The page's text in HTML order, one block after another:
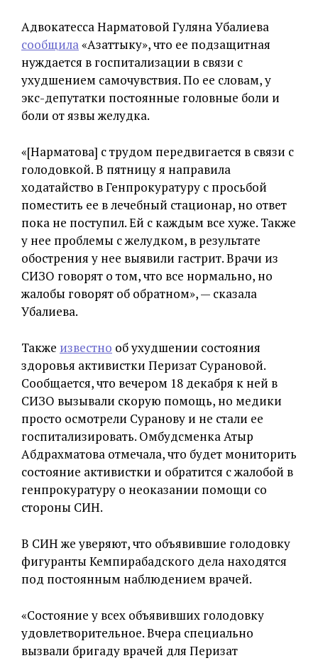
Адвокатесса Нарматовой Гуляна Убалиева
сообщила«Азаттыку», что ее подзащитная
нуждается в госпитализации в связи с
ухудшением самочувствия. По ее словам, у
экс-депутатки постоянные головные боли и
боли от язвы желудка.
«[Нарматова] с трудом передвигается в связи с
голодовкой. В пятницу я направила
ходатайство в Генпрокуратуру с просьбой
поместить ее в лечебный стационар, но ответ
пока не поступил. Ей с каждым все хуже. Также
у нее проблемы с желудком, в результате
обострения у нее выявили гастрит. Врачи из
СИЗО говорят о том, что все нормально, но
жалобы говорят об обратном», — сказала
Убалиева.
Также известно об ухудшении состояния
здоровья активистки Перизат Сурановой.
Сообщается, что вечером 18 декабря к ней в
СИЗО вызывали скорую помощь, но медики
просто осмотрели Суранову и не стали ее
госпитализировать. Омбудсменка Атыр
Абдрахматова отмечала, что будет мониторить
состояние активистки и обратится с жалобой в
генпрокуратуру о неоказании помощи со
стороны СИН.
В СИН же уверяют, что объявившие голодовку
фигуранты Кемпирабадского дела находятся
под постоянным наблюдением врачей.
«Состояние у всех объявивших голодовку
удовлетворительное. Вчера специально
вызвали бригаду врачей для Перизат